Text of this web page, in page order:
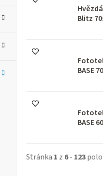
Blitz
BASE
BASE
Stránka 1 z 6- 123
k